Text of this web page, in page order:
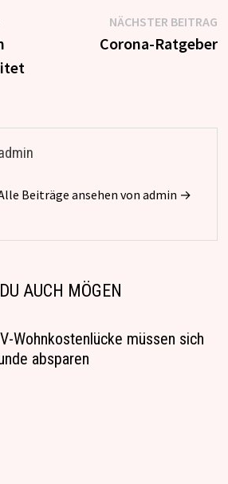
NÄCHSTER BEITRAG
Corona-Ratgeber
Beiträge ansehen von admin →
AUCH MÖGEN
Wohnkostenlücke müssen sich
absparen